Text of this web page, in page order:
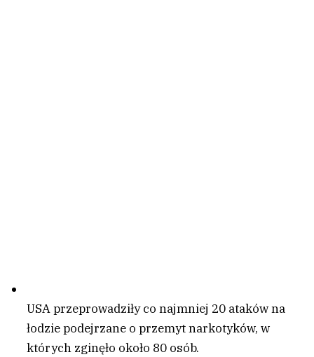
USA przeprowadziły co najmniej 20 ataków na
łodzie podejrzane o przemyt narkotyków, w
których zginęło około 80 osób.